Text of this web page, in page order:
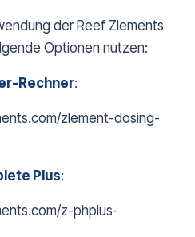
der Reef Zlements
Optionen nutzen:
Rechner:
zlement-dosing-
Plus:
z-phplus-